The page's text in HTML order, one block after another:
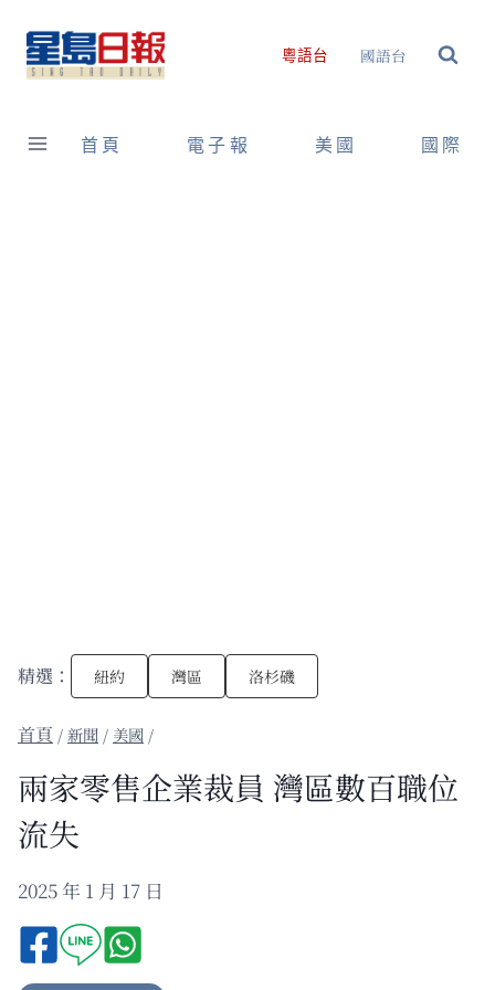
content
粵語台 國語台
首頁 電子報 美國 國際
精選： 紐約 灣區 洛杉磯
/新聞 / 美國 /
兩家零售企業裁員 灣區數百職位
流失
2025 年 1 月 17 日